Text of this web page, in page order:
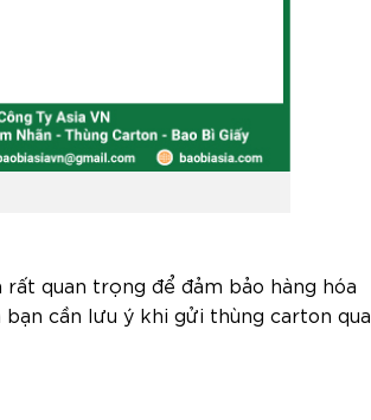
quan trọng để đảm bảo hàng hóa
cần lưu ý khi gửi thùng carton qua